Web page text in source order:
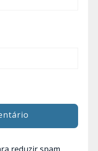
reduzir spam.